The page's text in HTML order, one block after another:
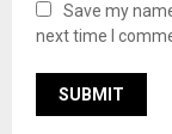
Save my
next time I